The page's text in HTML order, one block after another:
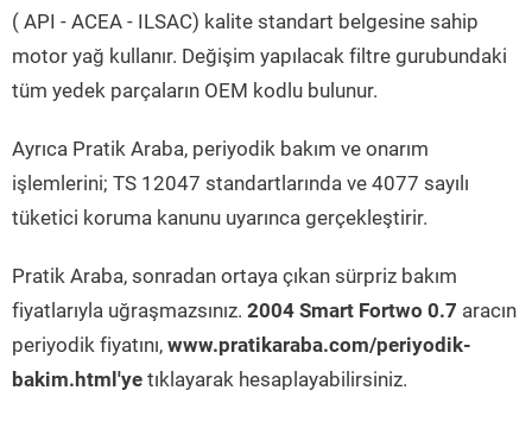
( API - ACEA - ILSAC) kalite standart belgesine sahip
motor yağ kullanır. Değişim yapılacak filtre gurubundaki
tüm yedek parçaların OEM kodlu bulunur.
Ayrıca Pratik Araba, periyodik bakım ve onarım
işlemlerini; TS 12047 standartlarında ve 4077 sayılı
tüketici koruma kanunu uyarınca gerçekleştirir.
Pratik Araba, sonradan ortaya çıkan sürpriz bakım
fiyatlarıyla uğraşmazsınız. 2004 Smart Fortwo 0.7 aracın
periyodik fiyatını, www.pratikaraba.com/periyodik-
bakim.html'ye tıklayarak hesaplayabilirsiniz.